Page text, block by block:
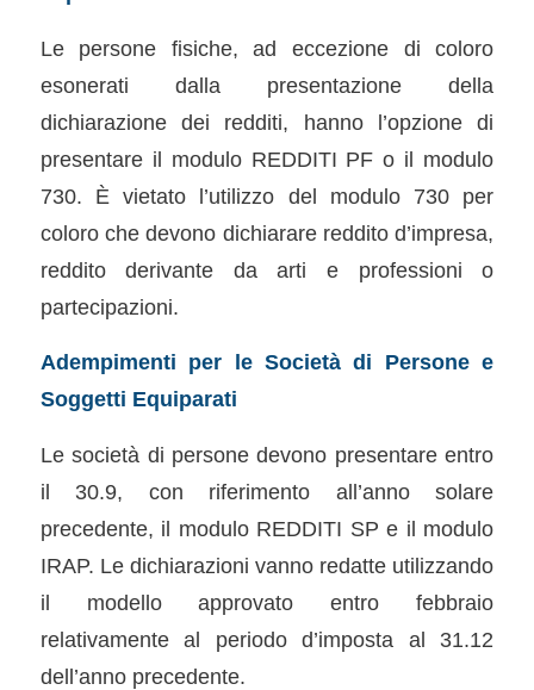
Le persone fisiche, ad eccezione di coloro
esonerati dalla presentazione della
dichiarazione dei redditi, hanno l’opzione di
presentare il modulo REDDITI PF o il modulo
730. È vietato l’utilizzo del modulo 730 per
coloro che devono dichiarare reddito d’impresa,
reddito derivante da arti e professioni o
partecipazioni.
Adempimenti per le Società di Persone e
Soggetti Equiparati
Le società di persone devono presentare entro
il 30.9, con riferimento all’anno solare
precedente, il modulo REDDITI SP e il modulo
IRAP. Le dichiarazioni vanno redatte utilizzando
il modello approvato entro febbraio
relativamente al periodo d’imposta al 31.12
dell’anno precedente.